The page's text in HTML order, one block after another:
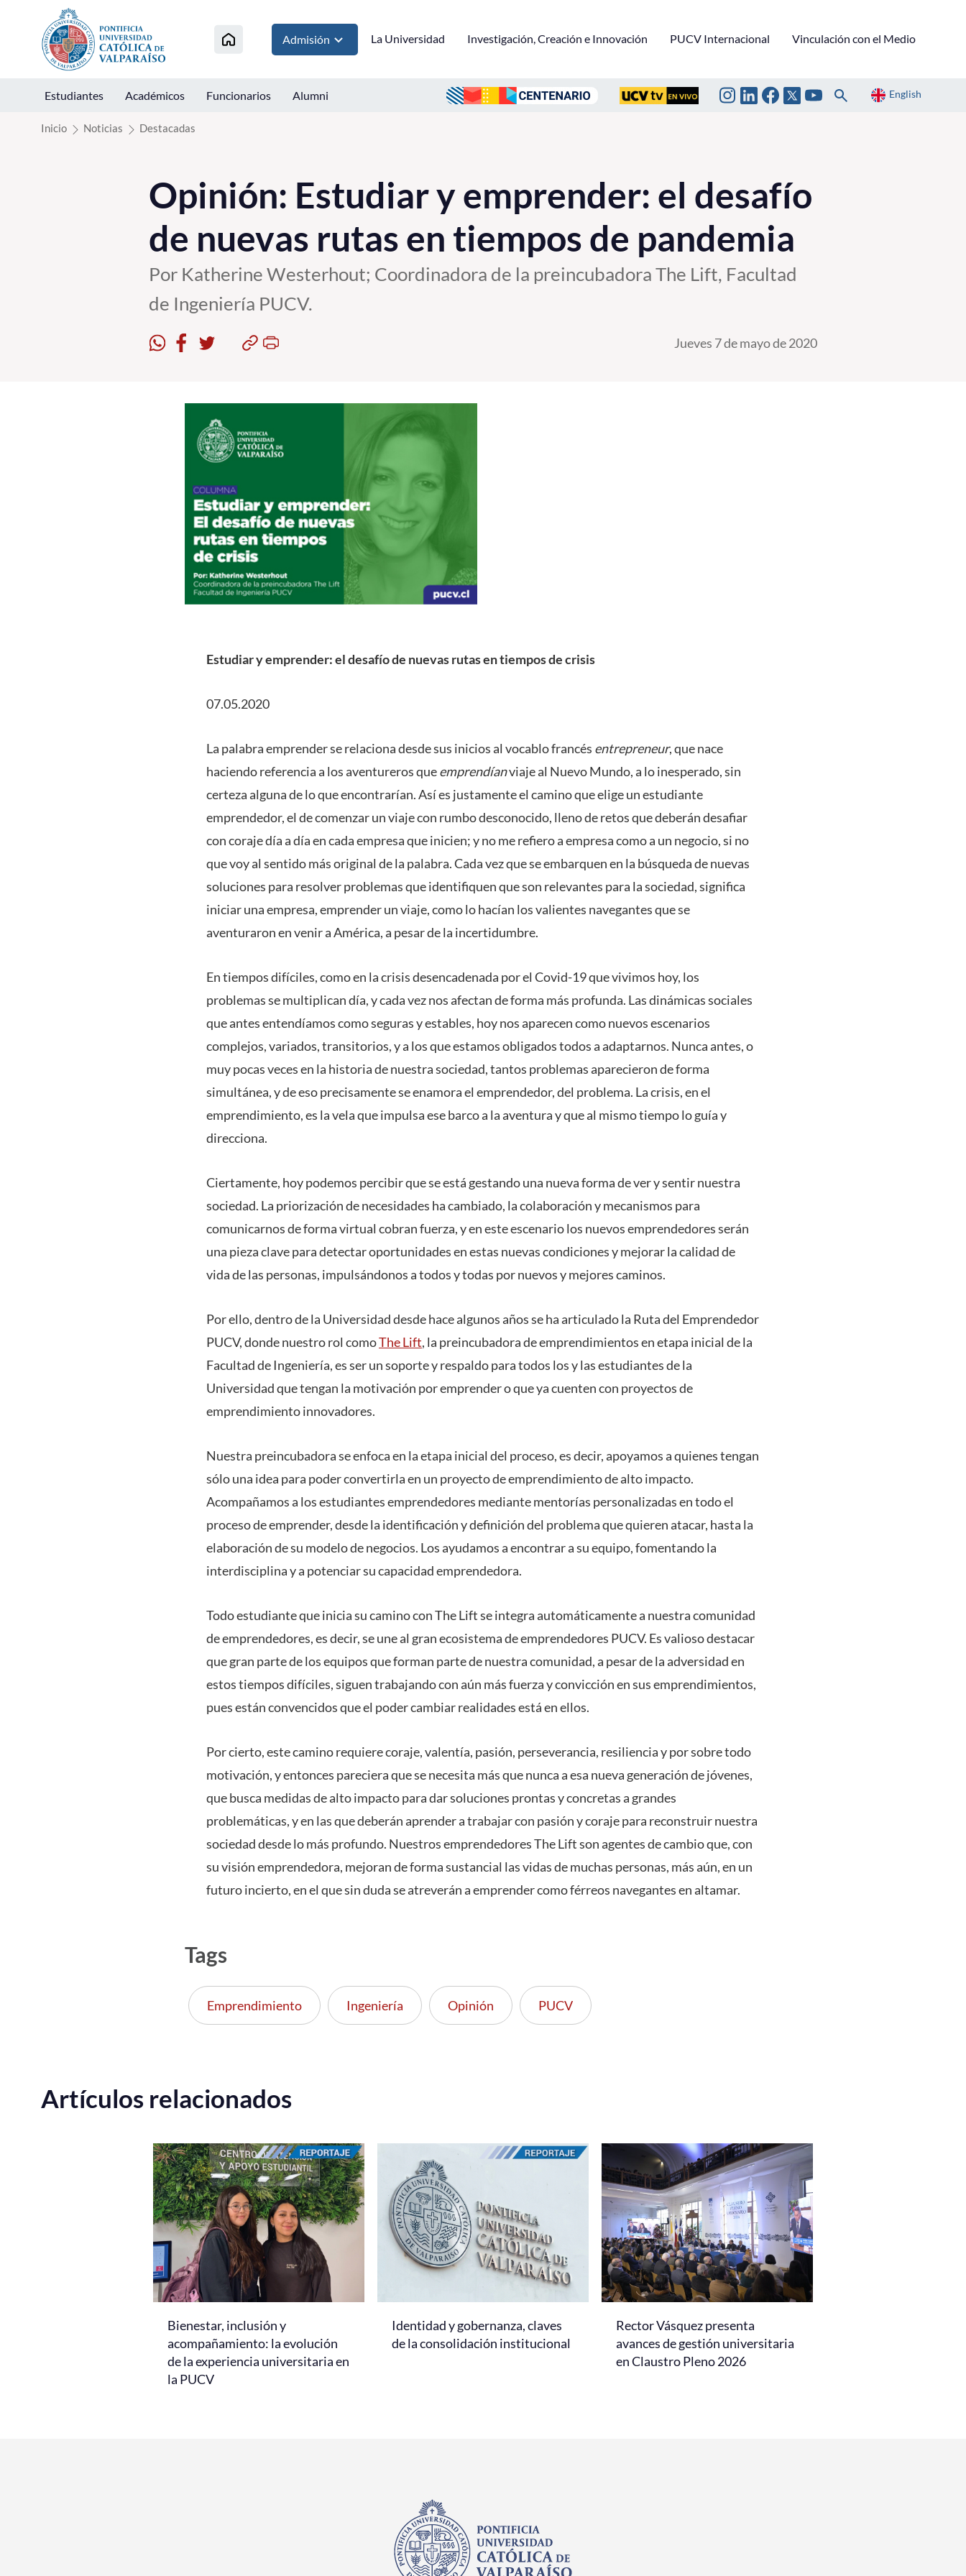
Click acá para ir directamente al contenido
Admisión La Universidad Investigación, Creación e Innovación PUCV Internacional Vinculación con el Medio
Estudiantes Académicos Funcionarios Alumni English
Inicio Noticias Destacadas
Opinión: Estudiar y emprender: el desafío
de nuevas rutas en tiempos de pandemia
Por Katherine Westerhout; Coordinadora de la preincubadora The Lift, Facultad
de Ingeniería PUCV.
Jueves 7 de mayo de 2020
Estudiar y emprender: el desafío de nuevas rutas en tiempos de crisis
07.05.2020
La palabra emprender se relaciona desde sus inicios al vocablo francés entrepreneur, que nace
haciendo referencia a los aventureros queemprendíanviaje al Nuevo Mundo, a lo inesperado, sin
certeza alguna de lo que encontrarían. Así es justamente el camino que elige un estudiante
emprendedor, el de comenzar un viaje con rumbo desconocido, lleno de retos que deberán desafiar
con coraje día a día en cada empresa que inicien; y no me refiero a empresa como a un negocio, si no
que voy al sentido más original de la palabra. Cada vez que se embarquen en la búsqueda de nuevas
soluciones para resolver problemas que identifiquen que son relevantes para la sociedad, significa
iniciar una empresa, emprender un viaje, como lo hacían los valientes navegantes que se
aventuraron en venir a América, a pesar de la incertidumbre.
En tiempos difíciles, como en la crisis desencadenada por el Covid-19 que vivimos hoy, los
problemasse multiplican día, y cada vez nos afectan de forma más profunda. Las dinámicas sociales
que antes entendíamos como seguras y estables, hoy nos aparecen como nuevos escenarios
complejos, variados, transitorios, y a los que estamos obligados todos a adaptarnos. Nunca antes, o
muy pocas veces en la historia de nuestra sociedad, tantos problemas aparecieron de forma
simultánea, y de eso precisamente se enamora el emprendedor, del problema. La crisis, en el
emprendimiento, es la vela que impulsa ese barco a la aventura y que al mismo tiempo lo guía y
direcciona.
Ciertamente, hoy podemos percibir que se está gestando una nueva forma de ver y sentir nuestra
sociedad. La priorización de necesidades ha cambiado, la colaboración y mecanismos para
comunicarnos de forma virtual cobran fuerza, y en este escenario los nuevos emprendedores serán
una pieza clave para detectar oportunidades en estas nuevas condiciones y mejorar la calidad de
vida de las personas, impulsándonos a todos y todas por nuevos y mejores caminos.
Por ello, dentro de la Universidad desde hace algunos años se ha articulado la Ruta del Emprendedor
PUCV, donde nuestro rol comoThe Lift, la preincubadora de emprendimientos en etapa inicial de la
Facultad de Ingeniería, es ser un soporte y respaldo para todos los y las estudiantes de la
Universidad que tengan la motivación por emprender o que ya cuenten con proyectos de
emprendimiento innovadores.
Nuestra preincubadora se enfoca en la etapa inicial del proceso, es decir, apoyamos a quienes tengan
sólo una idea para poder convertirla en un proyecto de emprendimiento de alto impacto.
Acompañamos a los estudiantes emprendedores mediante mentorías personalizadas en todo el
proceso de emprender, desde la identificación y definición del problema que quieren atacar, hasta la
elaboración de su modelo de negocios. Los ayudamos a encontrar a su equipo, fomentando la
interdisciplina y a potenciar su capacidad emprendedora.
Todo estudiante que inicia su camino con The Lift se integra automáticamente a nuestra comunidad
de emprendedores, es decir, se une al gran ecosistema de emprendedores PUCV. Es valioso destacar
que gran parte de los equipos que forman parte de nuestra comunidad, a pesar de la adversidad en
estos tiempos difíciles, siguen trabajando con aún más fuerza y convicción en sus emprendimientos,
pues están convencidos que el poder cambiar realidades está en ellos.
Por cierto, este camino requiere coraje, valentía, pasión, perseverancia, resiliencia y por sobre todo
motivación, y entonces pareciera que se necesita más que nunca a esa nueva generación de jóvenes,
que busca medidas de alto impacto para dar soluciones prontas y concretas a grandes
problemáticas, y en las que deberán aprender a trabajar con pasión y coraje para reconstruir nuestra
sociedad desde lo más profundo. Nuestros emprendedores The Lift son agentes de cambio que, con
su visión emprendedora, mejoran de forma sustancial las vidas de muchas personas, más aún, en un
futuro incierto, en el que sin duda se atreverán a emprender como férreos navegantes en altamar.
Tags
Emprendimiento Ingeniería Opinión PUCV
Artículos relacionados
Bienestar, inclusión y
acompañamiento: la evolución
de la experiencia universitaria en
la PUCV
Identidad y gobernanza, claves
de la consolidación institucional
Rector Vásquez presenta
avances de gestión universitaria
en Claustro Pleno 2026